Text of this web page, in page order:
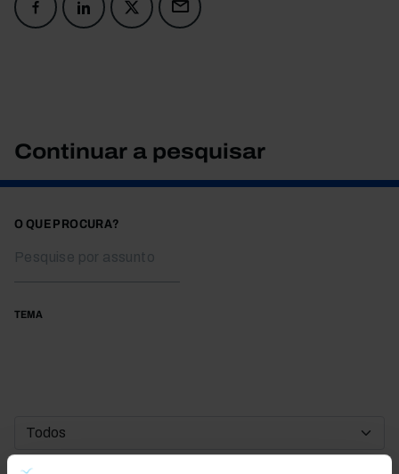
Continuar a pesquisar
O QUE PROCURA?
TEMA